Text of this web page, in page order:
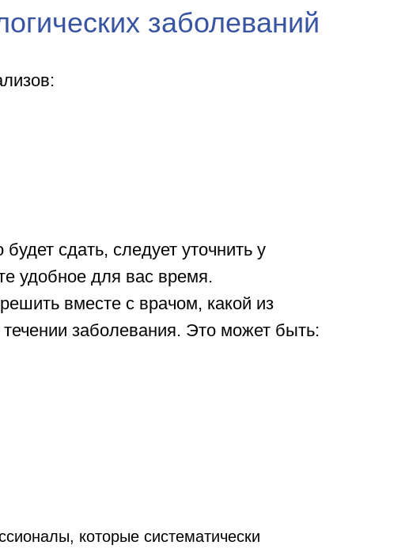
заболеваний
сдать, следует уточнить у
удобное для вас время.
вместе с врачом, какой из
заболевания. Это может быть:
которые систематически